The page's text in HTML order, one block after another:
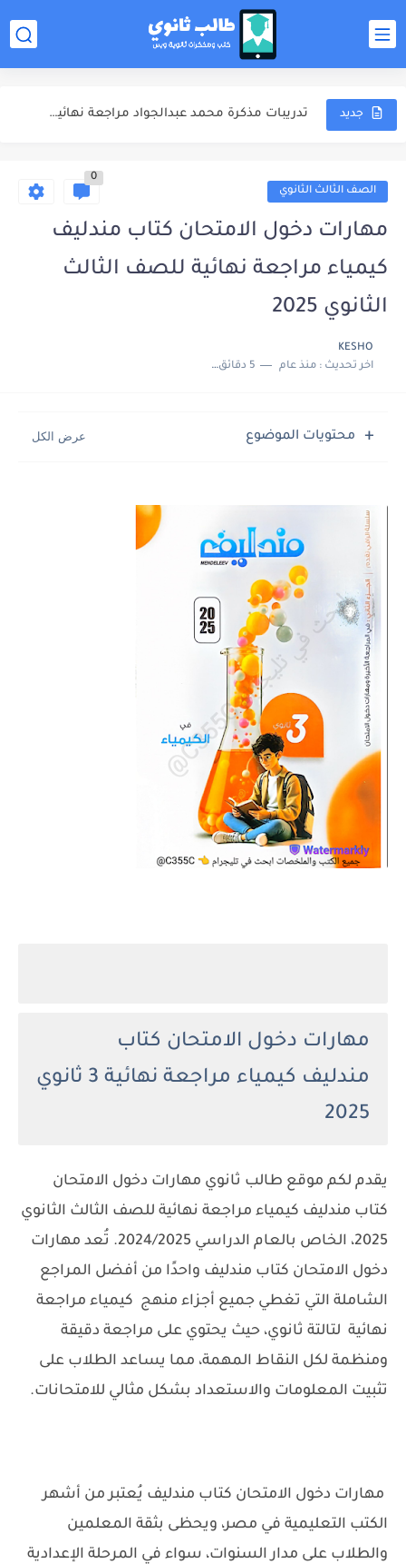
جديد تدريبات مذكرة محمد عبدالجواد مراجعة نهائية كيمياء للصف الثالث الثانوي...
الصف الثالث الثانوي
0
مهارات دخول الامتحان كتاب مندليف
كيمياء مراجعة نهائية للصف الثالث
الثانوي 2025
KESHO
اخر تحديث :منذ عام 5 دقائق للقراءة
محتويات الموضوع
مهارات دخول الامتحان كتاب
مندليف كيمياء مراجعة نهائية
3 ثانوي
2025
يقدم لكم موقع طالب ثانوي مهارات دخول الامتحان
كتاب مندليف كيمياء مراجعة نهائية للصف الثالث الثانوي
2025، الخاص بالعام الدراسي 2024/2025. تُعد مهارات
دخول الامتحان كتاب مندليف واحدًا من أفضل المراجع
الشاملة التي تغطي جميع أجزاء منهج كيمياء مراجعة
نهائية لتالتة ثانوي، حيث يحتوي على مراجعة دقيقة
ومنظمة لكل النقاط المهمة، مما يساعد الطلاب على
تثبيت المعلومات والاستعداد بشكل مثالي للامتحانات.
مهارات دخول الامتحان كتاب مندليف يُعتبر من أشهر
الكتب التعليمية في مصر، ويحظى بثقة المعلمين
والطلاب على مدار السنوات، سواء في المرحلة الإعدادية